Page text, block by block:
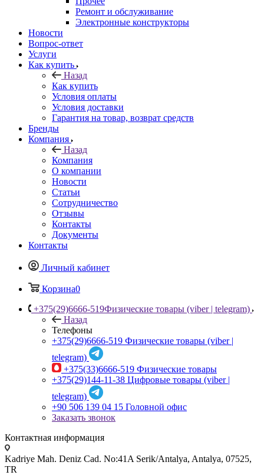
Ремонт и обслуживание
Электронные конструкторы
Новости
Вопрос-ответ
Услуги
Как купить
Назад
Как купить
Условия оплаты
Условия доставки
Гарантия на товар, возврат средств
Бренды
Компания
Назад
Компания
О компании
Новости
Статьи
Сотрудничество
Отзывы
Контакты
Документы
Контакты
Личный кабинет
Корзина0
+375(29)6666-519Физические товары (viber | telegram)
Назад
Телефоны
+375(29)6666-519 Физические товары (viber |
telegram)
+375(33)6666-519 Физические товары
+375(29)144-11-38 Цифровые товары (viber |
telegram)
+90 506 139 04 15 Головной офис
Заказать звонок
Контактная информация
Kadriye Mah. Deniz Cad. No:41A Serik/Antalya, Antalya, 07525,
TR